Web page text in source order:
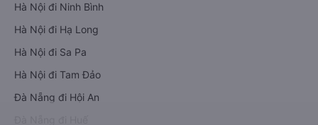
Hà Nội đi Ninh Bình
Hà Nội đi Hạ Long
Hà Nội đi Sa Pa
Hà Nội đi Tam Đảo
Đà Nẵng đi Hội An